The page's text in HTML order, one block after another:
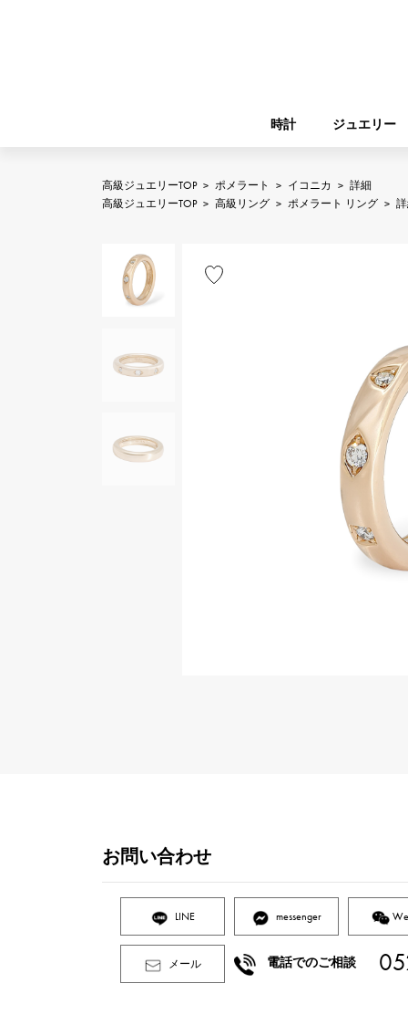
時計 ジュエリー
ROLEX
A.LANGE & SOHNE
YUKIZAKIジュエリー
REGALIA
バーキン
高級ジュエリーTOP > ポメラート > イコニカ > 詳細
高級ジュエリーTOP > 高級リング > ポメラート リング >
お問い合わせ
LINE messenger
メール 電話でのご相談